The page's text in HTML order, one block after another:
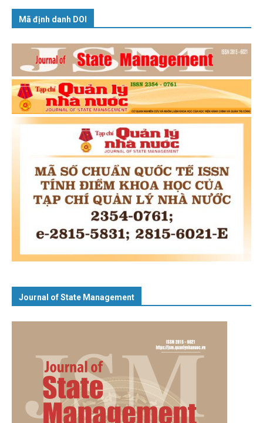
Mã định danh DOI
Journal of State Management